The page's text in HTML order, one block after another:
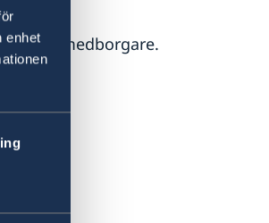
enhet
medborgare.
av